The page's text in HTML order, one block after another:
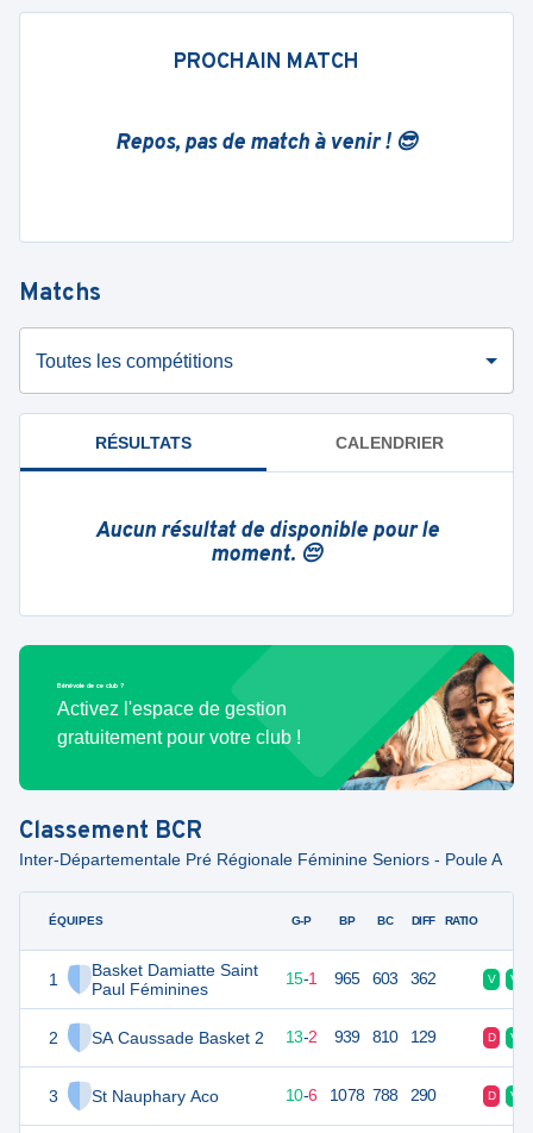
PROCHAIN MATCH
Repos, pas de match à venir ! 😎
Matchs
Toutes les compétitions
RÉSULTATS CALENDRIER
Aucun résultat de disponible pour le
moment. 😔
Bénévole de ce club ?
Activez l'espace de gestion
gratuitement pour votre club !
Classement BCR
Inter-Départementale Pré Régionale Féminine Seniors - Poule A
ÉQUIPES
1
Basket Damiatte Saint
Paul Féminines
2 SA Caussade Basket 2
3 St Nauphary Aco
G-P BP BC DIFF RATIO
31 16 15-1 965 603 362 V V
28 16 13-2 939 810 129 D V
26 10-6 1078 788 290 D V